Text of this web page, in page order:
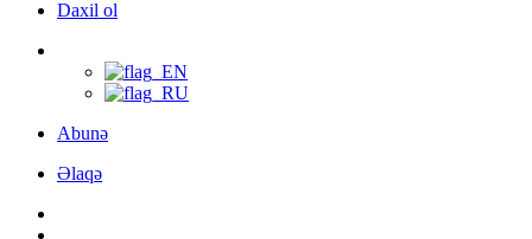
Daxil ol
Abunə
Əlaqə